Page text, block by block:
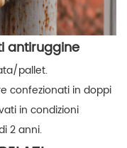
antiruggine
pallet.
confezionati in doppi
in condizioni
2 anni.